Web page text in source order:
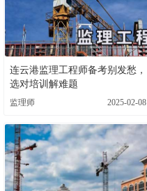
连云港监理工程师备考别发愁，
选对培训解难题
监理师 2025-02-08